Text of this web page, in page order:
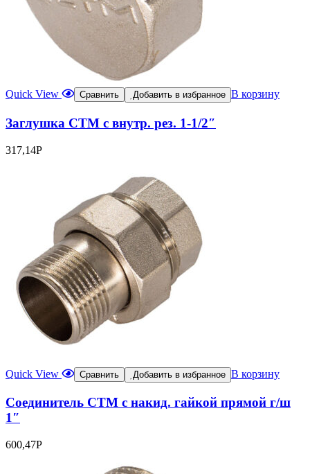
Quick View Сравнить Добавить в избранное В корзину
Заглушка CTM с внутр. рез. 1-1/2″
317,14Р
Quick View Сравнить Добавить в избранное В корзину
Соединитель СТМ с накид. гайкой прямой г/ш
1″
600,47Р